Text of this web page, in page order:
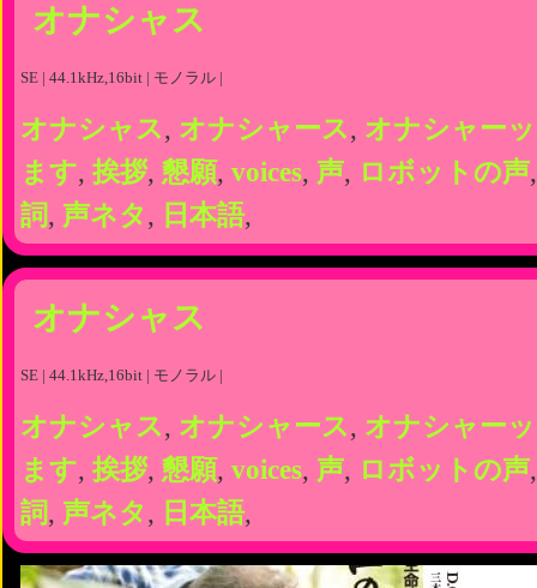
オナシャス
SE | 44.1kHz,16bit | モノラル |
オナシャス, オナシャース, オナシャー
ます, 挨拶, 懇願, voices, 声, ロボットの声
詞, 声ネタ , 日本語,
オナシャス
SE | 44.1kHz,16bit | モノラル |
オナシャス, オナシャース, オナシャー
ます, 挨拶, 懇願, voices, 声, ロボットの声
詞, 声ネタ , 日本語,